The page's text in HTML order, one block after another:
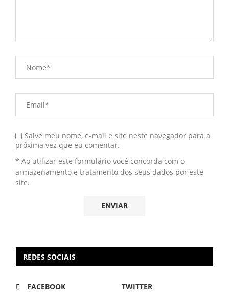
Salve meu nome, e-mail e site neste navegador para a
próxima vez que eu comentar.
* Ao utilizar este formulário você concorda com o
armazenamento e tratamento dos seus dados por este
site.
REDES SOCIAIS
FACEBOOK
TWITTER